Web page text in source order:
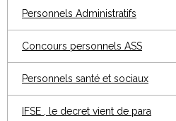
Personnels Administratifs
Concours personnels ASS
Personnels santé et sociaux
IFSE , le decret vient de para